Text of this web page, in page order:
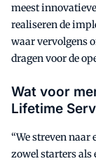
meest
realiseren de
waar vervolgens
dragen voor de
Wat voor
Lifetime
“We streven naar
zowel starters als